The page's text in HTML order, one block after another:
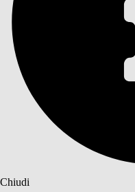
Chiudi